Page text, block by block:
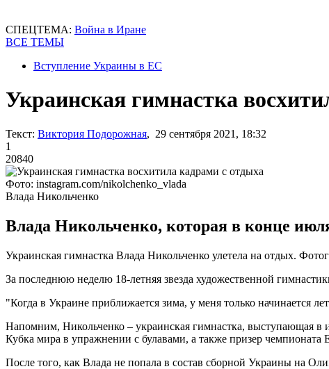
СПЕЦТЕМА: Война в Иране
ВСЕ ТЕМЫ
Вступление Украины в ЕС
Украинская гимнастка
Текст: Виктория Подорожная, 29 сентября 2021, 18:32
1
20840
Фото: instagram.com/nikolchenko_vlada
Влада Никольченко
Влада Никольченко, которая в конце
Украинская гимнастка Влада Никольченко улетела на отдых.
За последнюю неделю 18-летняя звезда художественной
"Когда в Украине приближается зима, у меня только начинается
Напомним, Никольченко – украинская гимнастка, выступающая в
Кубка мира в упражнении с булавами, а также призер
После того, как Влада не попала в состав сборной Украины на